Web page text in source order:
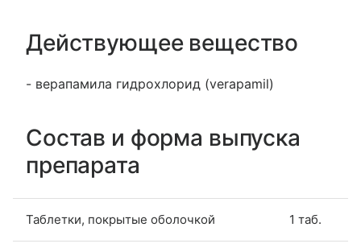
Действующее вещество
- верапамила гидрохлорид (verapamil)
Состав и форма выпуска
препарата
Таблетки, покрытые оболочкой 1 таб.